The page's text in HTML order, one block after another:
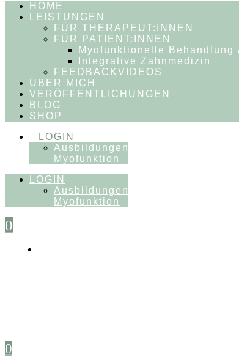
HOME
LEISTUNGEN
FÜR THERAPEUT:INNEN
FÜR PATIENT:INNEN
Myofunktionelle Behandlung
Integrative Zahnmedizin
FEEDBACKVIDEOS
ÜBER MICH
VERÖFFENTLICHUNGEN
BLOG
SHOP
LOGIN
Ausbildungen
Myofunktion
LOGIN
Ausbildungen
Myofunktion
0
0